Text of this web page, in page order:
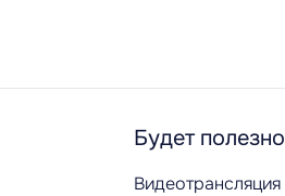
Будет полезно
Видеотрансляция